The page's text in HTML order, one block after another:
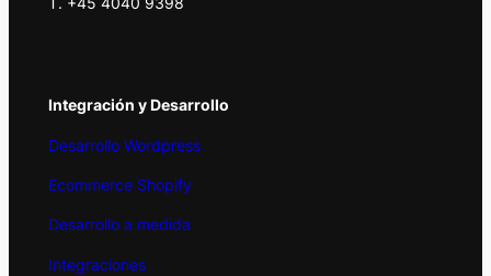
Integración y Desarrollo
Desarrollo Wordpress
Ecommerce Shopify
Desarrollo a medida
Integraciones